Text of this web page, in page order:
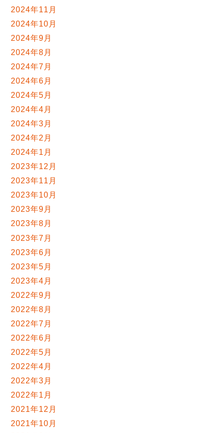
2024年11月
2024年10月
2024年9月
2024年8月
2024年7月
2024年6月
2024年5月
2024年4月
2024年3月
2024年2月
2024年1月
2023年12月
2023年11月
2023年10月
2023年9月
2023年8月
2023年7月
2023年6月
2023年5月
2023年4月
2022年9月
2022年8月
2022年7月
2022年6月
2022年5月
2022年4月
2022年3月
2022年1月
2021年12月
2021年10月